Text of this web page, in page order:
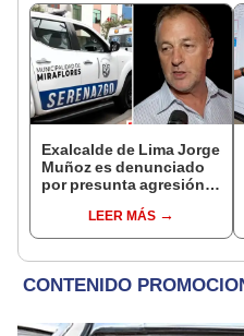
Exalcalde de Lima Jorge
Muñoz es denunciado
por presunta agresión
de Miraflores
LEER MÁS